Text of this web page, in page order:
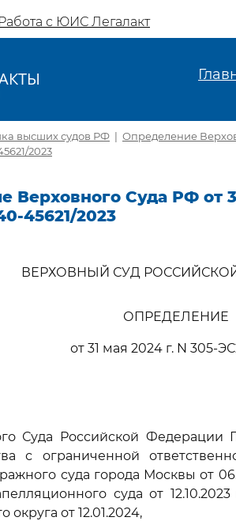
Работа с ЮИС Легалакт
высших судов РФ | Определение
2023
Верховного Суда РФ от
45621/2023
ВЕРХОВНЫЙ СУД
ОПРЕДЕЛЕНИЕ
от 31 мая 2024 г. N 305-
Суда Российской Федерации
с ограниченной
суда города Москвы от
суда от
округа от 12.01.2024,